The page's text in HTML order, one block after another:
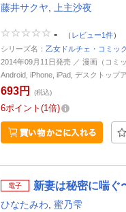
藤井サクヤ 上主沙夜
- （ レビュー1件）
シリーズ名： 乙女ドルチェ・コミッ
2014年09月11日発売 ／ 漫画（コミ
Android, iPhone, iPad, デスクトップ
693円 (税込)
6ポイント 1倍
電子 新妻は秘密に喘ぐ
ひなたみわ 蜜乃雫